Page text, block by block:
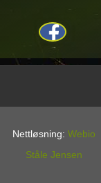
Nettløsning: Webio
Ståle Jensen